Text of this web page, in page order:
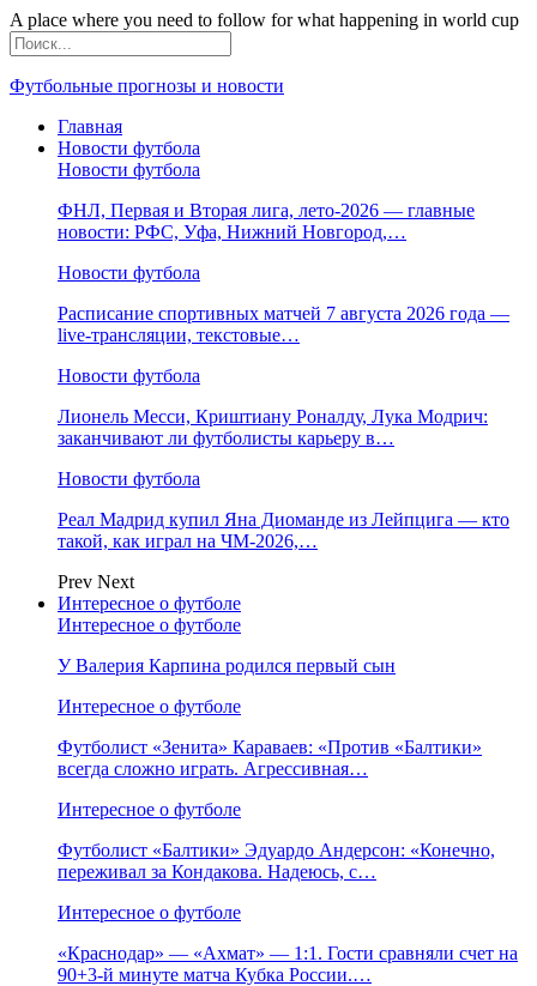
A place where you need to follow for what happening in world cup
Футбольные прогнозы и новости
Главная
Новости футбола
Новости футбола
ФНЛ, Первая и Вторая лига, лето-2026 — главные
новости: РФС, Уфа, Нижний Новгород,…
Новости футбола
Расписание спортивных матчей 7 августа 2026 года —
live-трансляции, текстовые…
Новости футбола
Лионель Месси, Криштиану Роналду, Лука Модрич:
заканчивают ли футболисты карьеру в…
Новости футбола
Реал Мадрид купил Яна Диоманде из Лейпцига — кто
такой, как играл на ЧМ-2026,…
Prev Next
Интересное о футболе
Интересное о футболе
У Валерия Карпина родился первый сын
Интересное о футболе
Футболист «Зенита» Караваев: «Против «Балтики»
всегда сложно играть. Агрессивная…
Интересное о футболе
Футболист «Балтики» Эдуардо Андерсон: «Конечно,
переживал за Кондакова. Надеюсь, с…
Интересное о футболе
«Краснодар» — «Ахмат» — 1:1. Гости сравняли счет на
90+3‑й минуте матча Кубка России.…